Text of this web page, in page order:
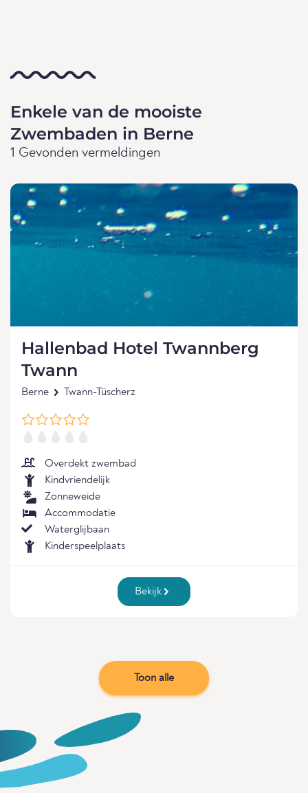
Enkele van de mooiste
Zwembaden in Berne
1 Gevonden vermeldingen
Hallenbad Hotel Twannberg
Twann
Berne Twann-Tüscherz
Overdekt zwembad
Kindvriendelijk
Zonneweide
Accommodatie
Waterglijbaan
Kinderspeelplaats
Bekijk
Toon alle